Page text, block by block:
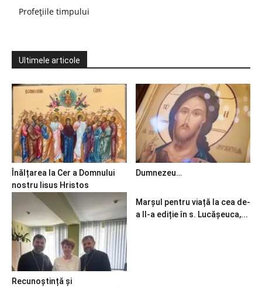
Profețiile timpului
Ultimele articole
Înălțarea la Cer a Domnului
nostru Iisus Hristos
Dumnezeu…
Recunoștință și
Marșul pentru viață la cea de-
a II-a ediție în s. Lucășeuca,...